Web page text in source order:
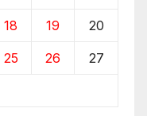
18 19 20
25 26 27